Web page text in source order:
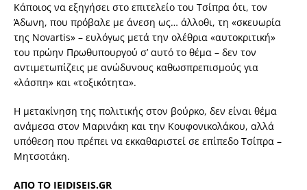
Κάποιος να εξηγήσει στο επιτελείο του Τσίπρα ότι, τον
Άδωνη, που πρόβαλε με άνεση ως… άλλοθι, τη «σκευωρία
της Novartis» – ευλόγως μετά την ολέθρια «αυτοκριτική»
του πρώην Πρωθυπουργού σ’ αυτό το θέμα – δεν τον
αντιμετωπίζεις με ανώδυνους καθωσπρεπισμούς για
«λάσπη» και «τοξικότητα».
Η μετακίνηση της πολιτικής στον βούρκο, δεν είναι θέμα
ανάμεσα στον Μαρινάκη και την Κουφονικολάκου, αλλά
υπόθεση που πρέπει να εκκαθαριστεί σε επίπεδο Τσίπρα –
Μητσοτάκη.
ΑΠΟ ΤΟ IEIDISEIS.GR